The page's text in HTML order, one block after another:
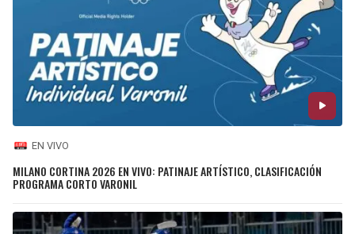
EN VIVO
MILANO CORTINA 2026 EN VIVO: PATINAJE ARTÍSTICO, CLASIFICACIÓN
PROGRAMA CORTO VARONIL